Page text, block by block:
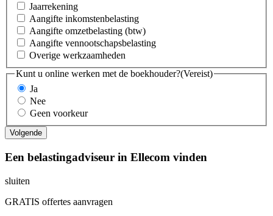
Jaarrekening
Aangifte inkomstenbelasting
Aangifte omzetbelasting (btw)
Aangifte vennootschapsbelasting
Overige werkzaamheden
Kunt u online werken met de boekhouder?(Vereist)
Ja
Nee
Geen voorkeur
Een belastingadviseur in Ellecom vinden
sluiten
GRATIS offertes aanvragen